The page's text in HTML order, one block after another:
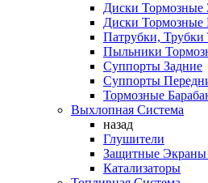
Диски Тормозные
Диски Тормозные
Патрубки, Трубки
Пыльники
Суппорты Задние
Суппорты
Тормозные
Выхлопная Система
назад
Глушители
Защитные Экраны
Катализаторы